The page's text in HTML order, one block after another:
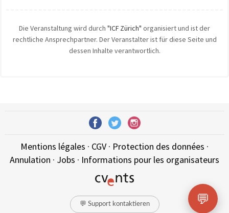
Die Veranstaltung wird durch "ICF Zürich" organisiert und ist der
rechtliche Ansprechpartner. Der Veranstalter ist für diese Seite und
dessen Inhalte verantwortlich.
Mentions légales · CGV· Protection des données ·
Annulation · Jobs · Informations pour les organisateurs
💬 Support kontaktieren 💬